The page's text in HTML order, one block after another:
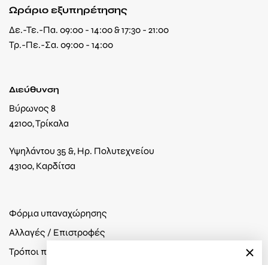
Ωράριο εξυπηρέτησης
Δε.-Τε.-Πα. 09:00 - 14:00 & 17:30 - 21:00
Τρ.-Πε.-Σα. 09:00 - 14:00
Διεύθυνση
Βύρωνος 8
42100, Τρίκαλα
Υψηλάντου 35 &, Ηρ. Πολυτεχνείου
43100, Καρδίτσα
Φόρμα υπαναχώρησης
Αλλαγές / Επιστροφές
Τρόποι πληρωμής